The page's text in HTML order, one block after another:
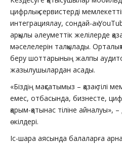
цифрлық сервистерді
интеграциялау, сондай-ақ
арқылы әлеуметтік желілерде
мәселелерін талқылады.
беру шоттарының жалпы
жазылушылардан асады.
«Біздің мақсатымыз – қазақ тілі
емес, отбасында, бизнесте,
қарым-қатынас тіліне айналуы»,
өкілдері.
Іс-шара аясында балаларға